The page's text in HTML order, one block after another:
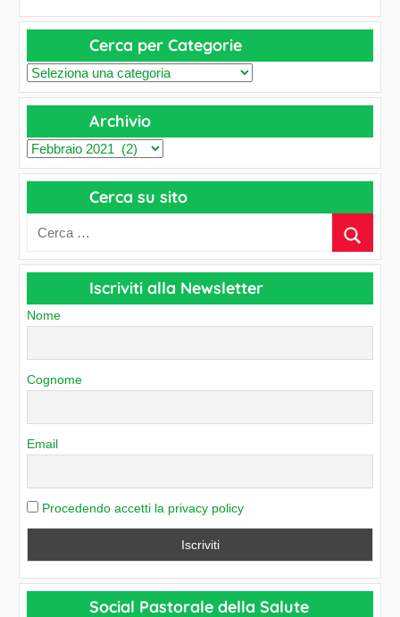
Cerca per Categorie
C
e
c
a
e
C
t
e
o
i
e
Archivio
A
r
h
v
o
Cerca su sito
Iscriviti alla Newsletter
Nome
Cognome
Email
Procedendo accetti la privacy policy
Social Pastorale della Salute